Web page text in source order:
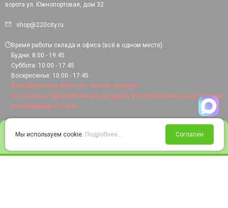
Войти Избранное Корзина
ворота ул. Южнопортовая, дом 32.
shop@220city.ru
Время работы склада и офиса (всё в одном месте):
Будни: 8:00 - 19:45
Суббота: 10:00 - 17:45
Воскресенье: 10:00 - 17:45.
В воскресенье работает только шоурум!
Все заказы, оформленные в шоуруме в воскресенье, мы доставим
в ближайшие 2-3 дня.
Мы используем cookie. Подробнее... Согласен